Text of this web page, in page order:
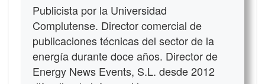
Publicista por la Universidad
Complutense. Director comercial de
publicaciones técnicas del sector de la
energía durante doce años. Director de
Energy News Events, S.L. desde 2012